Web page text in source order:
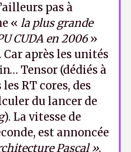
pas à
« la plus grande
CUDA en 2006»
après les unités
Tensor (dédiés à
RT cores, des
du lancer de
). La vitesse de
est annoncée
Pascal ».